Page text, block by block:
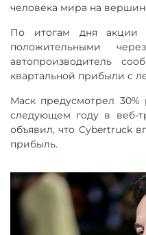
человека мира на
По итогам дня акции
положительными
автопроизводитель
квартальной прибыли с
Маск предусмотрел
следующем году в веб-
объявил, что Cybertruck
прибыль.